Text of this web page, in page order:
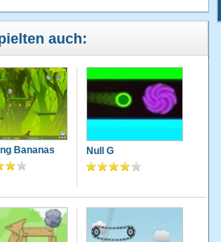
auch:
Bananas Null G